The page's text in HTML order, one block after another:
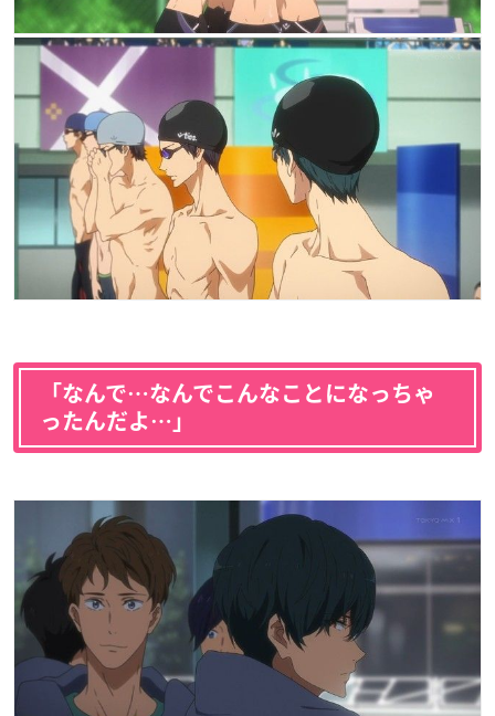
「なんで…なんでこんなことになっちゃ
ったんだよ…」